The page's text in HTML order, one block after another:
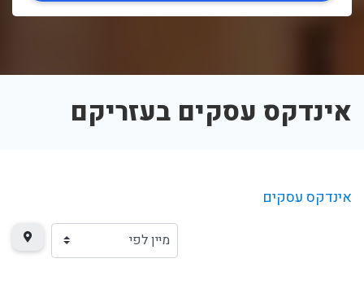
אינדקס עסקים בעזריקם
אינדקס עסקים